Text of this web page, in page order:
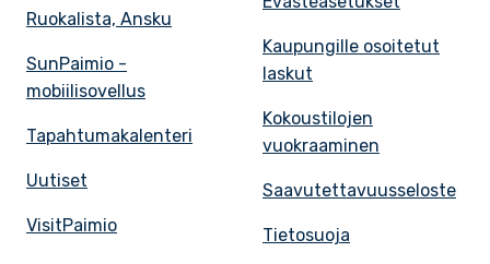
Ruokalista, Ansku
SunPaimio -
mobiilisovellus
Tapahtumakalenteri
Uutiset
VisitPaimio
Kaupungille osoitetut
laskut
Kokoustilojen
vuokraaminen
Saavutettavuusseloste
Tietosuoja